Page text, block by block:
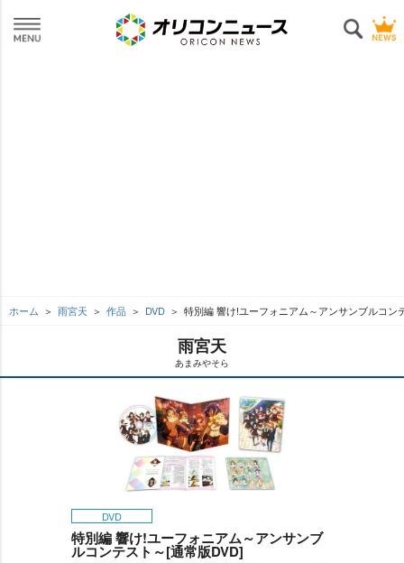
ホーム 雨宮天 作品 DVD 特別編 響け!ユーフォニアム～アンサンブルコン
雨宮天
あまみやそら
DVD
特別編 響け!ユーフォニアム～アンサンブ
ルコンテスト～[通常版DVD]